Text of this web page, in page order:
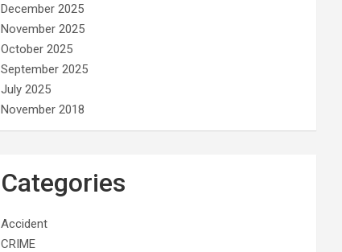
December 2025
November 2025
October 2025
September 2025
July 2025
November 2018
Categories
Accident
CRIME